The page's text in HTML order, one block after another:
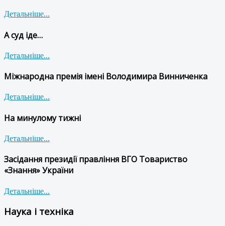
Детальніше...
А суд іде…
Детальніше...
Міжнародна премія імені Володимира Винниченка
Детальніше...
На минулому тижні
Детальніше...
Засідання президії правління ВГО Товариство
«Знання» України
Детальніше...
Наука і техніка